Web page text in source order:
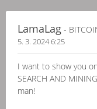
LamaLag -
5. 3. 2024 6:25
I want to show you
SEARCH AND
man!